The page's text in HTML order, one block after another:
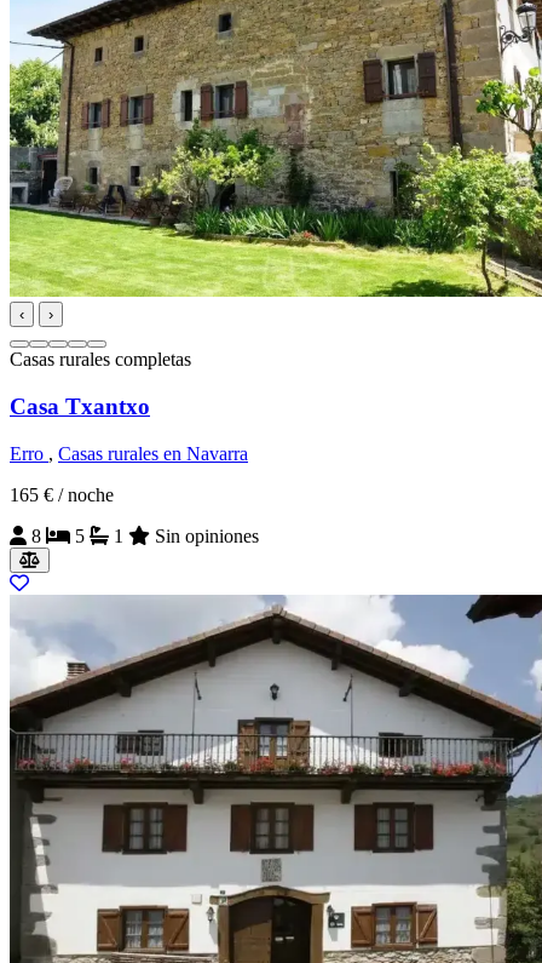
‹ ›
Casas rurales completas
Casa Txantxo
Erro , Casas rurales en Navarra
165 € / noche
8
5 1 Sin opiniones